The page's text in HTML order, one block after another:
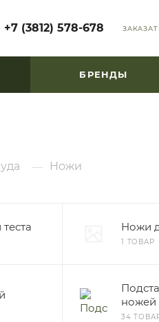
+7 (3812) 578-678
БРЕНДЫ
— Ножи
Ножи
1 ТОВАР
ножей
34